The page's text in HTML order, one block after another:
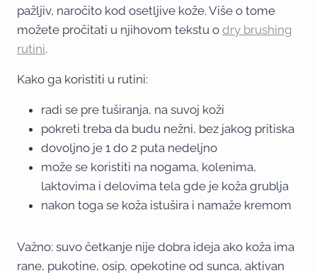
pažljiv, naročito kod osetljive kože. Više o tome
možete pročitati u njihovom tekstu o dry brushing
rutini.
Kako ga koristiti u rutini:
radi se pre tuširanja, na suvoj koži
pokreti treba da budu nežni, bez jakog pritiska
dovoljno je 1 do 2 puta nedeljno
može se koristiti na nogama, kolenima,
laktovima i delovima tela gde je koža grublja
nakon toga se koža istušira i namaže kremom
Važno: suvo četkanje nije dobra ideja ako koža ima
rane, pukotine, osip, opekotine od sunca, aktivan